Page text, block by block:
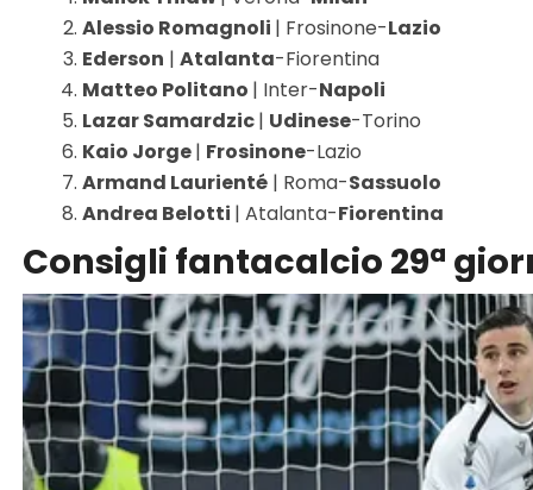
Alessio Romagnoli | Frosinone-Lazio
Ederson | Atalanta-Fiorentina
Matteo Politano | Inter-Napoli
Lazar Samardzic| Udinese-Torino
Kaio Jorge| Frosinone-Lazio
Armand Laurienté| Roma-Sassuolo
Andrea Belotti | Atalanta-Fiorentina
Consigli fantacalcio 29ª